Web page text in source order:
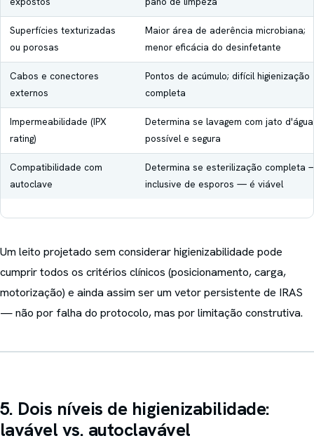
Superfícies texturizadas
ou porosas
Maior área de aderência microbiana;
menor eficácia do desinfetante
Cabos e conectores
externos
Pontos de acúmulo; difícil higienização
completa
Impermeabilidade (IPX
rating)
Determina se lavagem com jato
possível e segura
Compatibilidade com
autoclave
Determina se esterilização completa
inclusive de esporos — é viável
Um leito projetado sem considerar higienizabilidade pode
cumprir todos os critérios clínicos (posicionamento, carga,
motorização) e ainda assim ser um vetor persistente de IRAS
— não por falha do protocolo, mas por limitação construtiva.
5. Dois níveis de higienizabilidade:
lavável vs. autoclavável